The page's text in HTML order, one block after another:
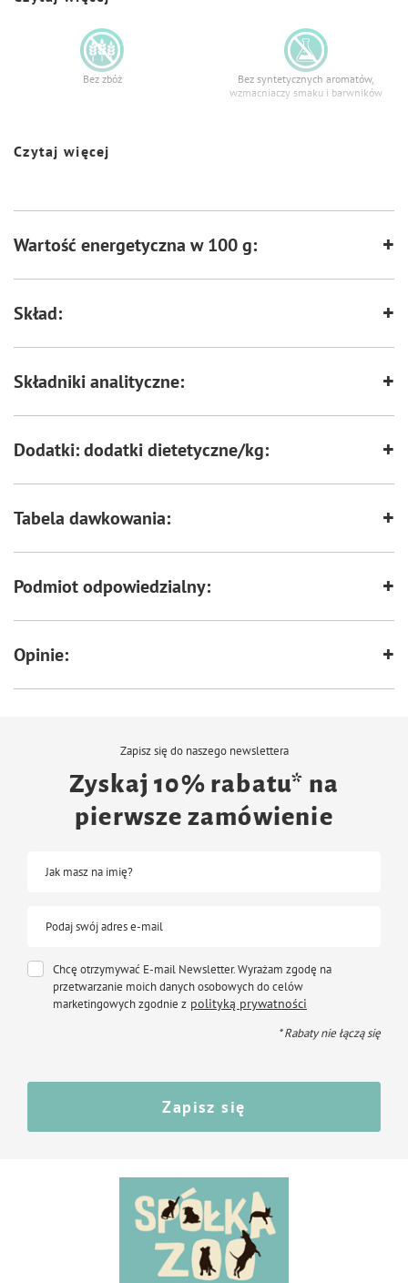
Bez zbóż
Bez syntetycznych aromatów,
wzmacniaczy smaku i barwników
Formuła junior – wspiera intensywny
Wspiera florę bakteryjną jelit
Zawiera zestaw witamin i składników
Wspiera kości i stawy
Czytaj więcej
Wartość energetyczna w 100 g:
Skład:
Składniki analityczne:
Dodatki: dodatki dietetyczne/kg:
Tabela dawkowania:
Podmiot odpowiedzialny:
Opinie:
Zapisz się do naszego newslettera
Zyskaj 10% rabatu* na
pierwsze zamówienie
Jak masz na imię?
Podaj swój adres e-mail
Chcę otrzymywać E-mail Newsletter. Wyrażam zgodę na
przetwarzanie moich danych osobowych do celów
marketingowych zgodnie z polityką prywatności
* Rabaty nie łączą się
Zapisz się